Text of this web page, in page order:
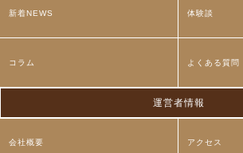
新着NEWS 体験談
コラム よくある質問
運営者情報
会社概要 アクセス